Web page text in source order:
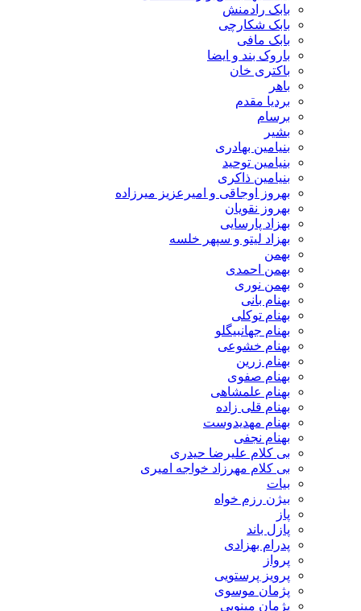
بابک رادمنش
بابک شکارچی
بابک مافی
باروک بند و ایضا
باکتری خان
باهر
بردیا مقدم
برسام
بشیر
بنیامین بهادری
بنیامین توحید
بنیامین ذاکری
بهروز اوجاقی و امیرعزیز میرزاده
بهروز نقویان
بهزاد پارسایی
بهزاد لیتو و سپهر خلسه
بهمن
بهمن احمدی
بهمن نوری
بهنام بانی
بهنام توکلی
بهنام جهانبیگلو
بهنام خشوعی
بهنام زرین
بهنام صفوی
بهنام علمشاهی
بهنام قلی زاده
بهنام مهدیدوست
بهنام نجفی
بی کلام علیرضا حیدری
بی کلام مهرزاد خواجه امیری
بیات
بیژن رزم خواه
پاز
پازل باند
پدرام بهزادی
پرواز
پرویز پرستویی
پژمان موسوی
پژمان مینویی